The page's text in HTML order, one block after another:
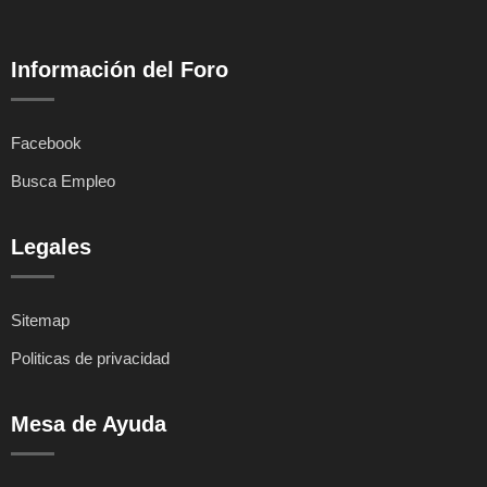
Información del Foro
Facebook
Busca Empleo
Legales
Sitemap
Politicas de privacidad
Mesa de Ayuda